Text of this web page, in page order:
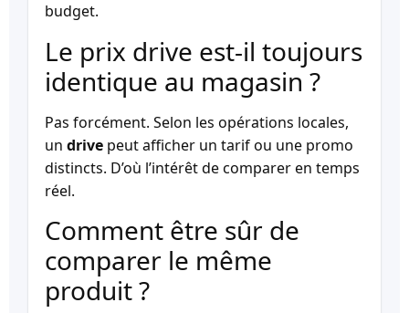
budget.
Le prix drive est-il toujours
identique au magasin ?
Pas forcément. Selon les opérations locales,
un drive peut afficher un tarif ou une promo
distincts. D’où l’intérêt de comparer en temps
réel.
Comment être sûr de
comparer le même
produit ?